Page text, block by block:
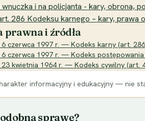
i na policjanta - kary, obrona,
286 Kodeksu karnego – kary, prawa
prawna i źródła
czerwca 1997 r. — Kodeks karny (art.
6 czerwca 1997 r. — Kodeks
kwietnia 1964 r. — Kodeks cywilny (art.
informacyjny i edukacyjny — nie
sprawę?